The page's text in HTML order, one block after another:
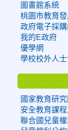
圖書館系統
桃園市教育
政府電子採購
我的E政府
優學網
學校校外人
國家教育研
安全教育課
聯合國兒童